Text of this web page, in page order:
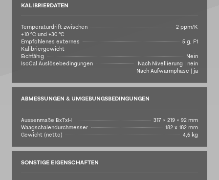
KALIBRIERDATEN
Temperaturdrift zwischen
+10 °C und +30 °C
2 ppm/K
Empfohlenes externes
Kalibriergewicht
5 g, F1
Eichfähig
Nein
IsoCal Auslösebedingungen
Nach Nivellierung | nein
Nach Aufwärmphase | ja
ABMESSUNGEN & UMGEBUNGSBEDINGUNGEN
Aussenmaße BxTxH
317 × 219 × 92 mm
Waagschalendurchmesser
182 x 182 mm
Gewicht (netto)
4,6 kg
SONSTIGE EIGENSCHAFTEN